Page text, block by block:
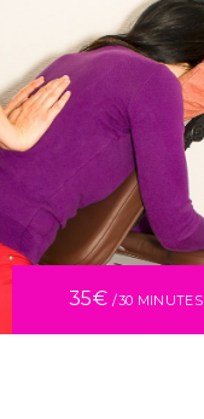
35€/30 MINUTES